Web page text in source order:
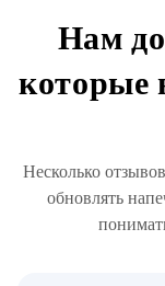
Нам
которые
Несколько
обновлять